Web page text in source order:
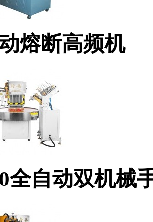
熔断高频机
全自动双机械